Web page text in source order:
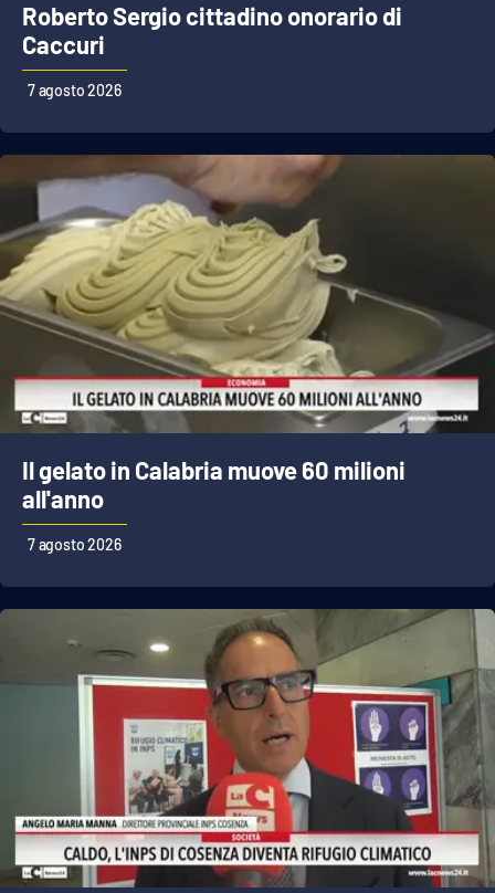
Economia e Lavoro
Politica
Sanità
Società
Sport
RUBRICHE
Good Morning Vietnam
Parchi Marini Calabria
Leggendo Alvaro insieme
Imprese Di Calabria
Le perfidie di Antonella Grippo
Venti di comunicazione
STREAMING
LaC Network
Roberto Sergio cittadino onorario di
Caccuri
7 agosto 2026
Il gelato in Calabria muove 60 milioni
all'anno
7 agosto 2026